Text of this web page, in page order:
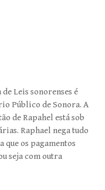
Leis sonorenses é
Público de Sonora. A
de Rapahel está sob
Raphael nega tudo
que os pagamentos
seja com outra